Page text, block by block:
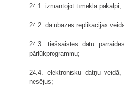
24.1. izmantojot tīmekļa pakalpi;
24.2. datubāzes replikācijas
24.3. tiešsaistes datu
pārlūkprogrammu;
24.4. elektronisku datņu
nesējus;